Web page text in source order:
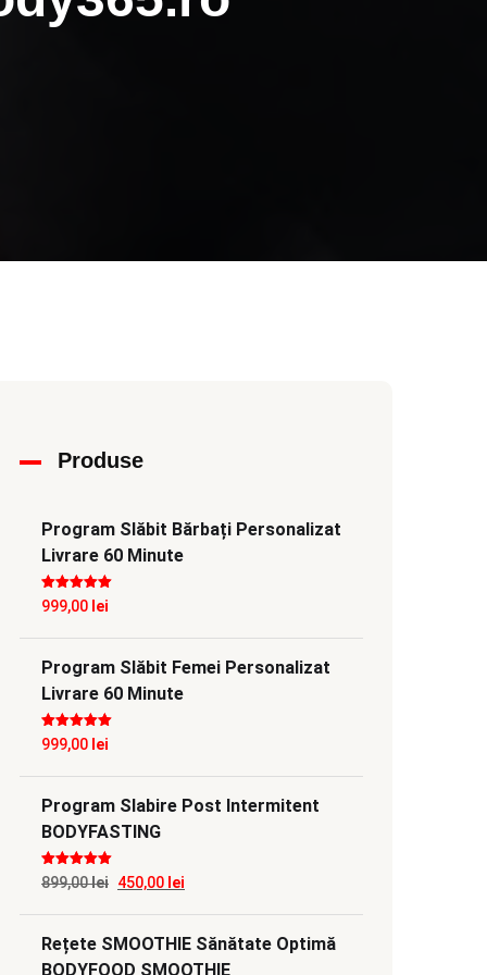
Produse
Program Slăbit Bărbați Personalizat
Livrare 60 Minute
Evaluat la5
din 5
999,00 lei
Program Slăbit Femei Personalizat
Livrare 60 Minute
Evaluat la5
din 5
999,00 lei
Program Slabire Post Intermitent
BODYFASTING
Evaluat la5
din 5
899,00lei Prețul
inițial
a
450,00 lei
curent
este:
Rețete SMOOTHIE Sănătate Optimă
BODYFOOD SMOOTHIE